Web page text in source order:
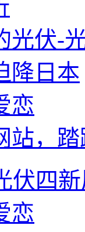
光伏-
降日本
恋
站，
伏四
恋